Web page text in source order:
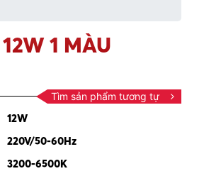
1 MÀU
Tìm sản phẩm tương tự
12W
220V/50-60Hz
3200-6500K